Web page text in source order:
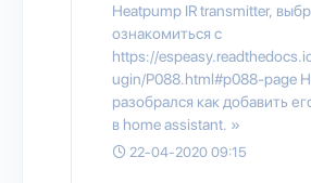
Heatpump IR transmitter,
ознакомиться с
https://
ugin/P088.html#p088-page
разобрался как добавить
в home assistant. »
22-04-2020 09:15